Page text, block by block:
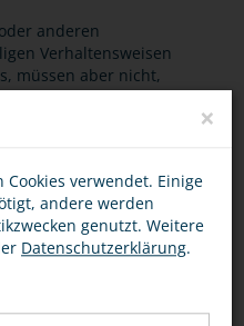
anderen
Verhaltensweisen
müssen aber nicht,
Taten sein. Dennoch
nicht für sich
THEMA
×
verwendet. Einige
andere werden
genutzt. Weitere
Datenschutzerklärung.